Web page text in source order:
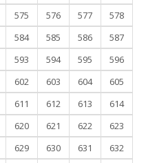
575 576 577
578
584 585 586
587
593 594 595
596
602 603 604
605
611 612 613
614
620 621 622
623
629 630 631
632